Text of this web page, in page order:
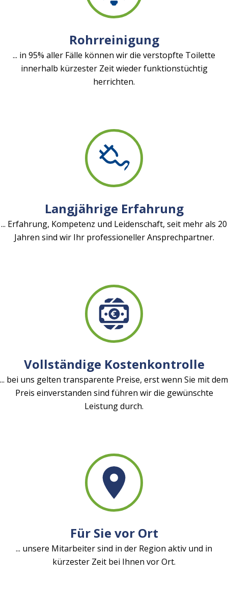
Rohrreinigung
... in 95% aller Fälle können wir die verstopfte Toilette
innerhalb kürzester Zeit wieder funktionstüchtig
herrichten.
Langjährige Erfahrung
... Erfahrung, Kompetenz und Leidenschaft, seit mehr als 20
Jahren sind wir Ihr professioneller Ansprechpartner.
Vollständige Kostenkontrolle
... bei uns gelten transparente Preise, erst wenn Sie mit dem
Preis einverstanden sind führen wir die gewünschte
Leistung durch.
Für Sie vor Ort
... unsere Mitarbeiter sind in der Region aktiv und in
kürzester Zeit bei Ihnen vor Ort.